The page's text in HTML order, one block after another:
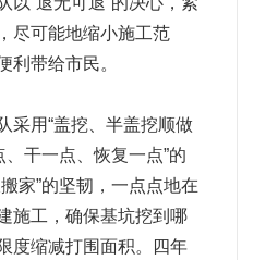
尽可能地缩小施工范
利带给市民。
采用“盖挖、半盖挖顺做
、干一点、恢复一点”的
家”的坚韧，一点点地在
施工，确保基坑挖到哪
度缩减打围面积。四年